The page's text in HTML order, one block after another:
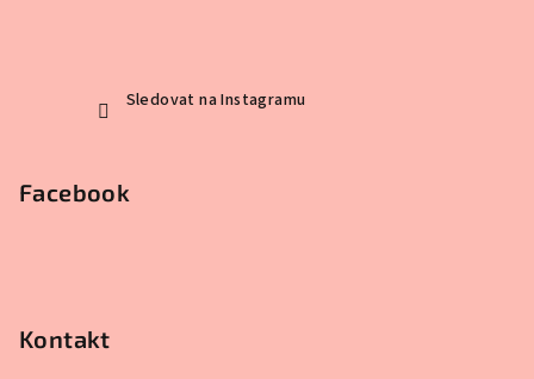
Sledovat na Instagramu
Facebook
Kontakt